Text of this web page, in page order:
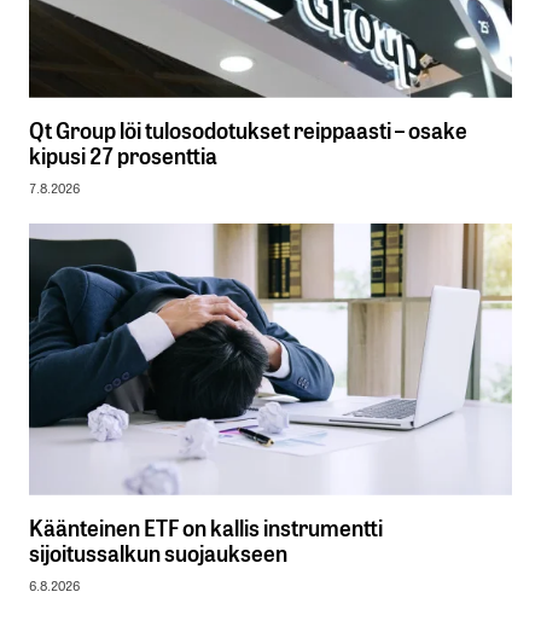
Qt Group löi tulosodotukset reippaasti – osake
kipusi 27 prosenttia
7.8.2026
Käänteinen ETF on kallis instrumentti
sijoitussalkun suojaukseen
6.8.2026